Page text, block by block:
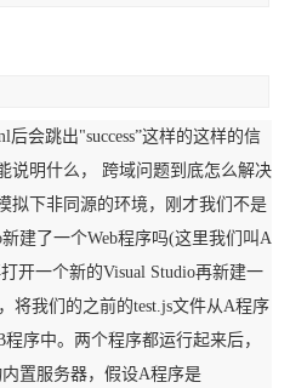
后会跳出"success”这样的这样的信
说明什么， 跨域问题到底怎么解决
拟下非同源的环境，刚才我们不是
新建了一个Web程序吗(这里我们叫A
开一个新的Visual Studio再新建一
将我们的之前的test.js文件从A程序
序中。两个程序都运行起来后，
内置服务器，假设A程序是